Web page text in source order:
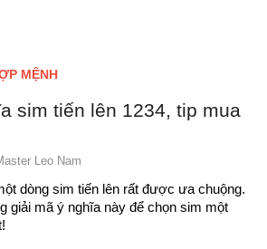
MỆNH
sim tiến lên 1234, tip mua
Leo Nam
dòng sim tiến lên rất được ưa chuộng.
giải mã ý nghĩa này để chọn sim một